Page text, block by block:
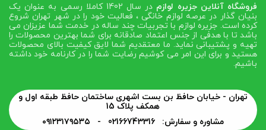
فروشگاه آنلاین جزیره لوازم
در سال 1402 کاملا رسمی به عنوان یک
بنیان گذار در عرصه لوازم خانگی ، فعالیت خود را در شهر تهران شروع
کرده است. جزیره لوازم با تجربیات چند ساله در خدمت شما عزیزان می
باشد تا با هدفی از جنس اعتماد صادقانه برای شما بهترین محصولات را
تهیه و پشتیبانی نماید. ما معتقدیم شما لایق کیفیت بالای محصولات
هستید و برای این امر می کوشیم رضایت شما را در کارنامه خود داشته
باشیم.
تهران - خیابان حافظ بن بست اشهری ساختمان حافظ طبقه اول و
همکف پلاک 15
مشاوره و سفارش: 02166743316 -
۰۹۱۲۳۱۷۹۵۳۵